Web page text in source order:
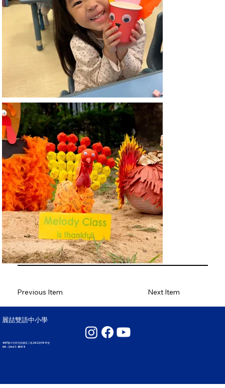
Previous Item Next Item
麗喆雙語中小學
407臺中市西屯區國安二路242巷199號
04 - 2461 - 3099